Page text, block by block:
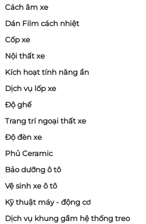
Cách âm xe
Dán Film cách nhiệt
Cốp xe
Nội thất xe
Kích hoạt tính năng ẩn
Dịch vụ lốp xe
Độ ghế
Trang trí ngoại thất xe
Độ đèn xe
Phủ Ceramic
Bảo dưỡng ô tô
Vệ sinh xe ô tô
Kỹ thuật máy - động cơ
Dịch vụ khung gầm hệ thống treo